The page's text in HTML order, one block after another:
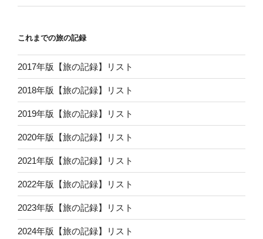
これまでの旅の記録
2017年版【旅の記録】リスト
2018年版【旅の記録】リスト
2019年版【旅の記録】リスト
2020年版【旅の記録】リスト
2021年版【旅の記録】リスト
2022年版【旅の記録】リスト
2023年版【旅の記録】リスト
2024年版【旅の記録】リスト